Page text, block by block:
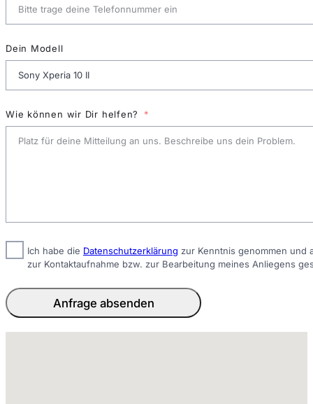
Dein Modell
Wie können wir Dir helfen?
Ich habe die Datenschutzerklärung zur Kenntnis genommen und
zur Kontaktaufnahme bzw. zur Bearbeitung meines Anliegens
Anfrage absenden